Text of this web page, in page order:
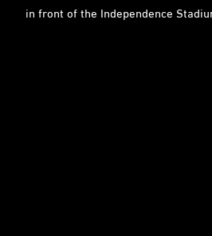
in front of the Independence